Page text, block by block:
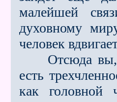
малейшей
духовному
человек
Отсюда вы,
есть
как головной